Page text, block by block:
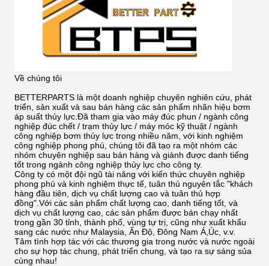
Về chúng tôi
BETTERPARTS là một doanh nghiệp chuyên nghiên cứu, phát
triển, sản xuất và sau bán hàng các sản phẩm nhãn hiệu bơm
áp suất thủy lực.Đã tham gia vào máy đúc phun / ngành công
nghiệp đúc chết / trạm thủy lực / máy móc kỹ thuật / ngành
công nghiệp bơm thủy lực trong nhiều năm, với kinh nghiệm
công nghiệp phong phú, chúng tôi đã tạo ra một nhóm các
nhóm chuyên nghiệp sau bán hàng và giành được danh tiếng
tốt trong ngành công nghiệp thủy lực cho công ty.
Công ty có một đội ngũ tài năng với kiến thức chuyên nghiệp
phong phú và kinh nghiệm thực tế, tuân thủ nguyên tắc "khách
hàng đầu tiên, dịch vụ chất lượng cao và tuân thủ hợp
đồng".Với các sản phẩm chất lượng cao, danh tiếng tốt, và
dịch vụ chất lượng cao, các sản phẩm được bán chạy nhất
trong gần 30 tỉnh, thành phố, vùng tự trị, cũng như xuất khẩu
sang các nước như Malaysia, Ấn Độ, Đông Nam Á,Úc, v.v.
Tâm tình hợp tác với các thương gia trong nước và nước ngoài
cho sự hợp tác chung, phát triển chung, và tạo ra sự sáng sủa
cùng nhau!